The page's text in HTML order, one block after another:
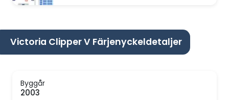
Victoria Clipper V Färjenyckeldetaljer
Byggår
2003